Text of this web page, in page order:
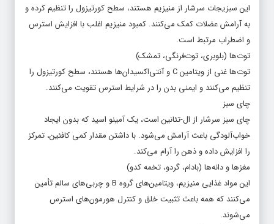
این سبزیجات سرشار از منیزیم هستند، سطح کورتیزول را تنظیم کرده و
به آرامش عضلات کمک می‌کنند. کمبود منیزیم اغلب با افزایش استرس
و اضطراب مرتبط است.
توت‌ها (بلوبری، توت‌فرنگی، تمشک)
توت‌ها غنی از ویتامین C و آنتی‌اکسیدان‌ها هستند، سطح کورتیزول را
تنظیم می‌کنند و ایمنی بدن را در شرایط استرس تقویت می‌کنند.
چای سبز
چای سبز سرشار از ال-تئانین است، یک آمینو اسید که بدون ایجاد
خواب‌آلودگی باعث آرامش می‌شود. با داشتن مقدار کمی کافئین، تمرکز
را افزایش داده و ذهن را آرام می‌کند.
مغزها و دانه‌ها (بادام، گردو، تخمه کدو)
این مواد غذایی منیزیم، ویتامین‌های گروه B و چربی‌های سالم تأمین
می‌کنند که همه باعث تثبیت خلق و کنترل هورمون‌های استرس
می‌شوند.